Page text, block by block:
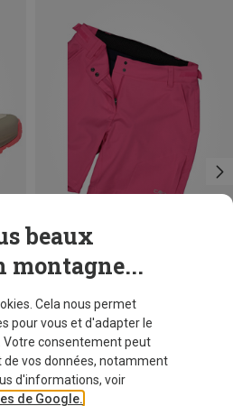
CMP
Cuissard court femme
CHF 64,60
XS S M
3XL
beaux
montagne...
Cela nous permet
pour vous et d'adapter le
Votre consentement peut
vos données, notamment
d'informations, voir
de Google.